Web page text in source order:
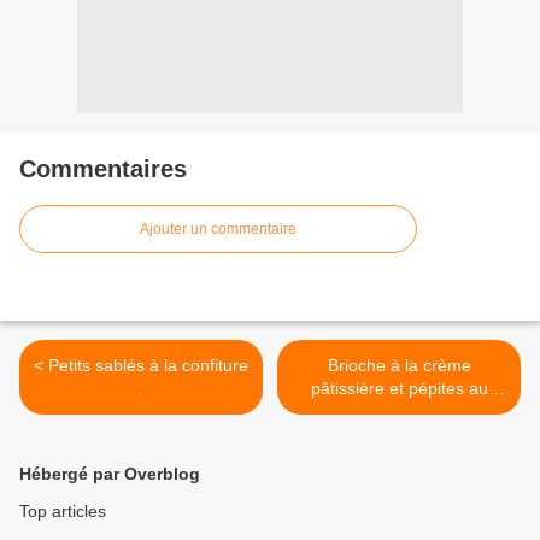
Commentaires
Ajouter un commentaire
< Petits sablés à la confiture
Brioche à la crème
pâtissière et pépites au
chocolat . >
Hébergé par Overblog
Top articles